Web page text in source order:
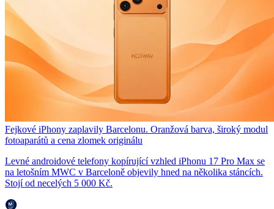
Fejkové iPhony zaplavily Barcelonu. Oranžová barva, široký modul
fotoaparátů a cena zlomek originálu
Levné androidové telefony kopírující vzhled iPhonu 17 Pro Max se
na letošním MWC v Barceloně objevily hned na několika stáncích.
Stojí od necelých 5 000 Kč.